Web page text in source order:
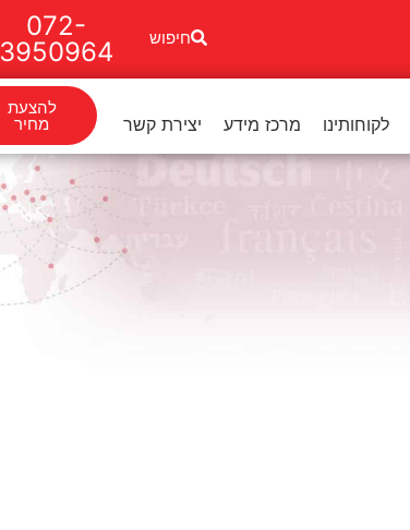
חיפוש
072-
3950964
לקוחותינו מרכז מידע יצירת קשר
להצעת
מחיר